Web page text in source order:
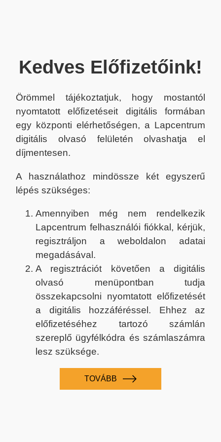
Kedves Előfizetőink!
Örömmel tájékoztatjuk, hogy mostantól
nyomtatott előfizetéseit digitális formában
egy központi elérhetőségen, a Lapcentrum
digitális olvasó felületén olvashatja el
díjmentesen.
A használathoz mindössze két egyszerű
lépés szükséges:
Amennyiben még nem rendelkezik
Lapcentrum felhasználói fiókkal, kérjük,
regisztráljon a weboldalon adatai
megadásával.
A regisztrációt követően a digitális
olvasó menüpontban tudja
összekapcsolni nyomtatott előfizetését
a digitális hozzáféréssel. Ehhez az
előfizetéséhez tartozó számlán
szereplő ügyfélkódra és számlaszámra
lesz szüksége.
TOVÁBB